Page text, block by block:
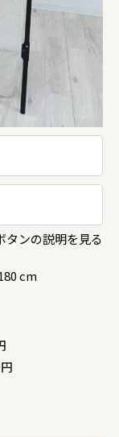
タンの説明を見る
cm